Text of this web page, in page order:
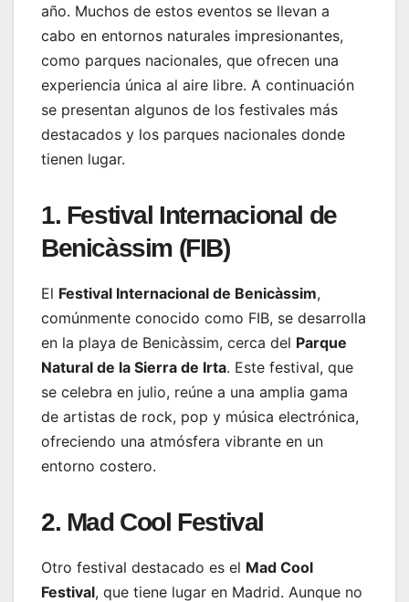
año. Muchos de estos eventos se llevan a
cabo en entornos naturales impresionantes,
como parques nacionales, que ofrecen una
experiencia única al aire libre. A continuación
se presentan algunos de los festivales más
destacados y los parques nacionales donde
tienen lugar.
1. Festival Internacional de
Benicàssim (FIB)
El Festival Internacional de Benicàssim,
comúnmente conocido como FIB, se desarrolla
en la playa de Benicàssim, cerca del Parque
Natural de la Sierra de Irta. Este festival, que
se celebra en julio, reúne a una amplia gama
de artistas de rock, pop y música electrónica,
ofreciendo una atmósfera vibrante en un
entorno costero.
2. Mad Cool Festival
Otro festival destacado es el Mad Cool
Festival, que tiene lugar en Madrid. Aunque no